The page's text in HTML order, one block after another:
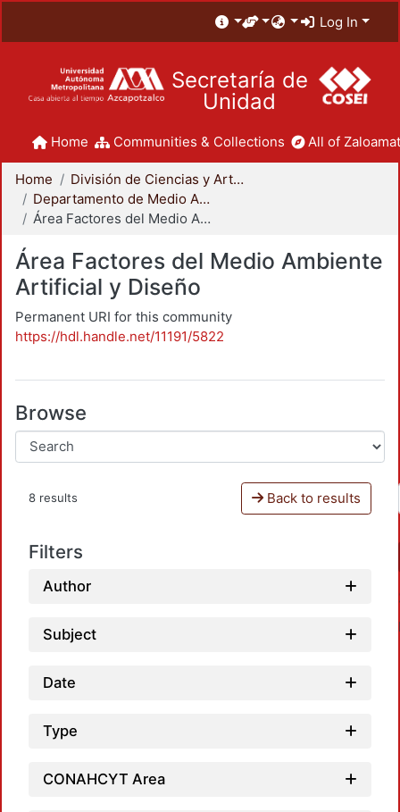
Log In
Secretaría de
Unidad
Home Communities & Collections All of
Home
División de Ciencias y Artes para el Diseño
Departamento de Medio Ambiente
Área Factores del Medio Ambiente Artificial y Diseño
Área Factores del Medio Ambiente
Artificial y Diseño
Permanent URI for this community
https://hdl.handle.net/11191/5822
Browse
8 results Back to results
Filters
Author
Subject
Date
Type
CONAHCYT Area